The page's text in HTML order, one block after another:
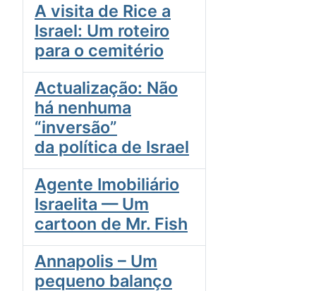
A visita de Rice a
Israel: Um roteiro
para o cemitério
Actualização: Não
há nenhuma
“inversão”
da política de Israel
Agente Imobiliário
Israelita — Um
cartoon de Mr. Fish
Annapolis – Um
pequeno balanço